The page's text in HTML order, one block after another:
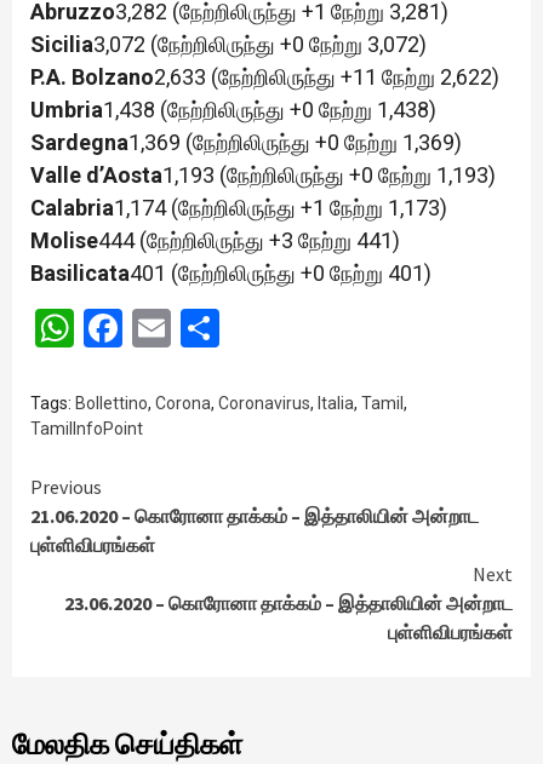
Abruzzo3,282 (நேற்றிலிருந்து +1 நேற்று 3,281)
Sicilia3,072 (நேற்றிலிருந்து +0 நேற்று 3,072)
P.A. Bolzano2,633 (நேற்றிலிருந்து +11 நேற்று 2,622)
Umbria1,438 (நேற்றிலிருந்து +0 நேற்று 1,438)
Sardegna1,369 (நேற்றிலிருந்து +0 நேற்று 1,369)
Valle d’Aosta1,193 (நேற்றிலிருந்து +0 நேற்று 1,193)
Calabria1,174 (நேற்றிலிருந்து +1 நேற்று 1,173)
Molise444 (நேற்றிலிருந்து +3 நேற்று 441)
Basilicata401 (நேற்றிலிருந்து +0 நேற்று 401)
WhatsApp
Facebook
Email
Tags: Bollettino, Corona, Coronavirus, Italia, Tamil ,
TamilInfoPoint
Continue
Reading
Previous
21.06.2020 – கொரோனா தாக்கம் – இத்தாலியின் அன்றாட
புள்ளிவிபரங்கள்
Next
23.06.2020 – கொரோனா தாக்கம் – இத்தாலியின் அன்றாட
புள்ளிவிபரங்கள்
மேலதிக செய்திகள்